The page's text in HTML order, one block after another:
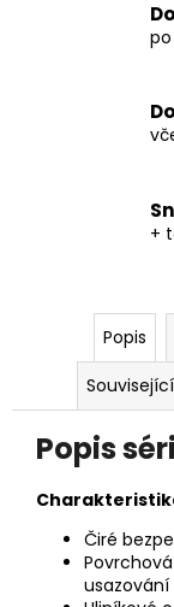
+
Popis
Popis
Čiré